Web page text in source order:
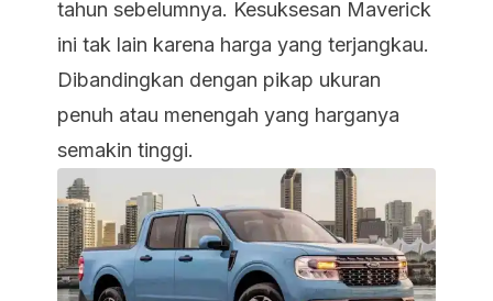
tahun sebelumnya. Kesuksesan Maverick
ini tak lain karena harga yang terjangkau.
Dibandingkan dengan pikap ukuran
penuh atau menengah yang harganya
semakin tinggi.